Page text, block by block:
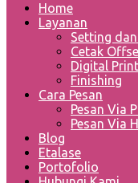
Home
Layanan
Setting
Cetak
Digital
Finishing
Cara Pesan
Pesan Via
Pesan Via
Blog
Etalase
Portofolio